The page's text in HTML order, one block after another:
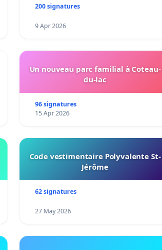
200 signatures
9 Apr 2026
Un nouveau parc familial à Coteau-
du-lac
96 signatures
15 Apr 2026
Code vestimentaire Polyvalente St-
Jérôme
62 signatures
27 May 2026